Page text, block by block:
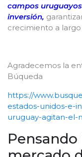
campos
inversión,
crecimiento a largo
Agradecemos la
Búqueda
https://
estados-unidos-e-
uruguay-agitan-el-